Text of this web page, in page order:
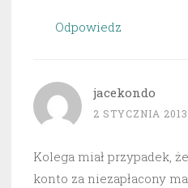
Odpowiedz
jacekondo
2 STYCZNIA
Kolega miał przypadek,
konto za niezapłacony